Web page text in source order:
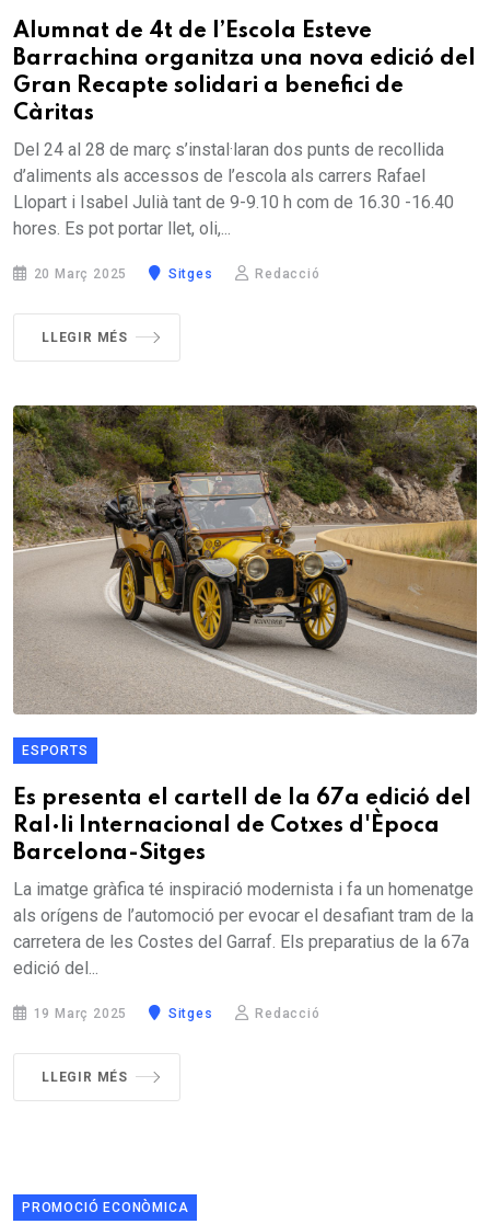
Alumnat de 4t de l’Escola Esteve
Barrachina organitza una nova edició del
Gran Recapte solidari a benefici de
Càritas
Del 24 al 28 de març s’instal·laran dos punts de recollida
d’aliments als accessos de l’escola als carrers Rafael
Llopart i Isabel Julià tant de 9-9.10 h com de 16.30 -16.40
hores. Es pot portar llet, oli,...
20 Març 2025 Sitges Redacció
LLEGIR MÉS
ESPORTS
Es presenta el cartell de la 67a edició del
Ral·li Internacional de Cotxes d'Època
Barcelona-Sitges
La imatge gràfica té inspiració modernista i fa un homenatge
als orígens de l’automoció per evocar el desafiant tram de la
carretera de les Costes del Garraf. Els preparatius de la 67a
edició del...
19 Març 2025 Sitges Redacció
LLEGIR MÉS
PROMOCIÓ ECONÒMICA